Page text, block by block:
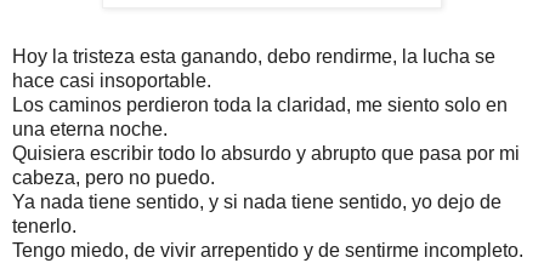
Hoy la tristeza esta ganando, debo rendirme, la lucha se
hace casi insoportable.
Los caminos perdieron toda la claridad, me siento solo en
una eterna noche.
Quisiera escribir todo lo absurdo y abrupto que pasa por mi
cabeza, pero no puedo.
Ya nada tiene sentido, y si nada tiene sentido, yo dejo de
tenerlo.
Tengo miedo, de vivir arrepentido y de sentirme incompleto.